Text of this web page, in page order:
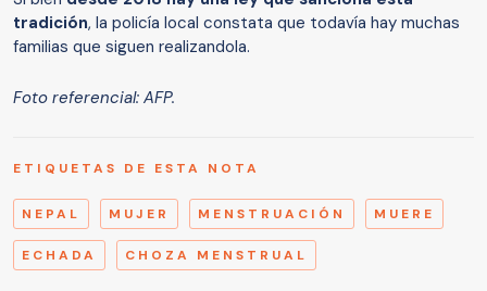
tradición, la policía local constata que todavía hay muchas
familias que siguen realizandola.
Foto referencial: AFP.
ETIQUETAS DE ESTA NOTA
NEPAL MUJER MENSTRUACIÓN MUERE
ECHADA CHOZA MENSTRUAL